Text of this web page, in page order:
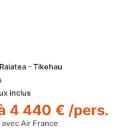
- Tikehau
inclus
4 440 € /pers.
Air France